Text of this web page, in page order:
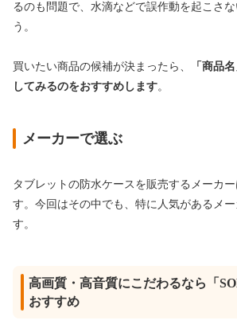
るのも問題で、水滴などで誤作動を起こさ
う。
買いたい商品の候補が決まったら、
「商品
してみるのをおすすめします。
メーカーで選ぶ
タブレットの防水ケースを販売するメーカ
す。今回はその中でも、特に人気があるメ
す。
高画質・高音質にこだわるなら「
おすすめ